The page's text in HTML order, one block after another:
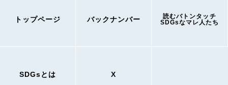
トップページ バックナンバー
読むバトンタッチ
SDGsなマレ人たち
SDGsとは X